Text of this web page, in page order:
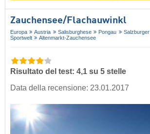
Zauchensee/​Flachauwinkl
Europa Austria Salisburghese Pongau
Salzburger
Sportwelt
Altenmarkt-Zauchensee
Risultato del test: 4,1 su 5 stelle
Data della recensione: 23.01.2017